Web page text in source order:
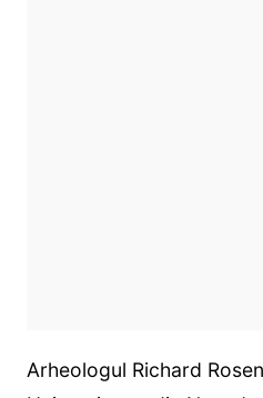
Arheologul Richard